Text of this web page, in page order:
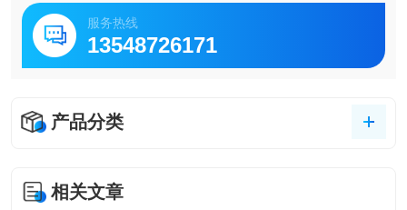
服务热线
13548726171
产品分类
相关文章